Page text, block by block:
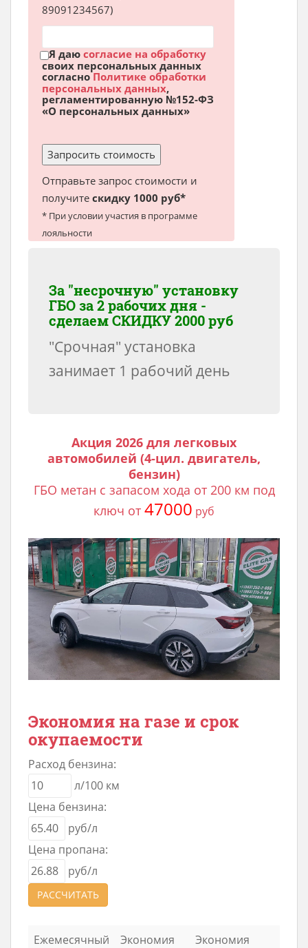
89091234567)
Я даю согласие на обработку
своих персональных данных
согласноПолитике обработки
персональных данных,
регламентированную №152-ФЗ
«О персональных данных»
Отправьте запрос стоимости и
получите скидку 1000 руб*
* При условии участия в программе
лояльности
За "несрочную" установку
ГБО за 2 рабочих дня -
сделаемСКИДКУ 2000 руб
"Срочная" установка
занимает 1 рабочий день
Акция 2026 для легковых
автомобилей (4-цил. двигатель,
бензин)
ГБО метан с запасом хода от 200 км под
ключ от 47000 руб
Экономия на газе и срок
окупаемости
Расход бензина:
л/100 км
Цена бензина:
руб/л
Цена пропана:
руб/л
РАССЧИТАТЬ
Ежемесячный
Экономия
Экономия